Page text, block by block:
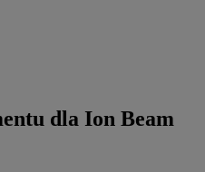
dla Ion Beam